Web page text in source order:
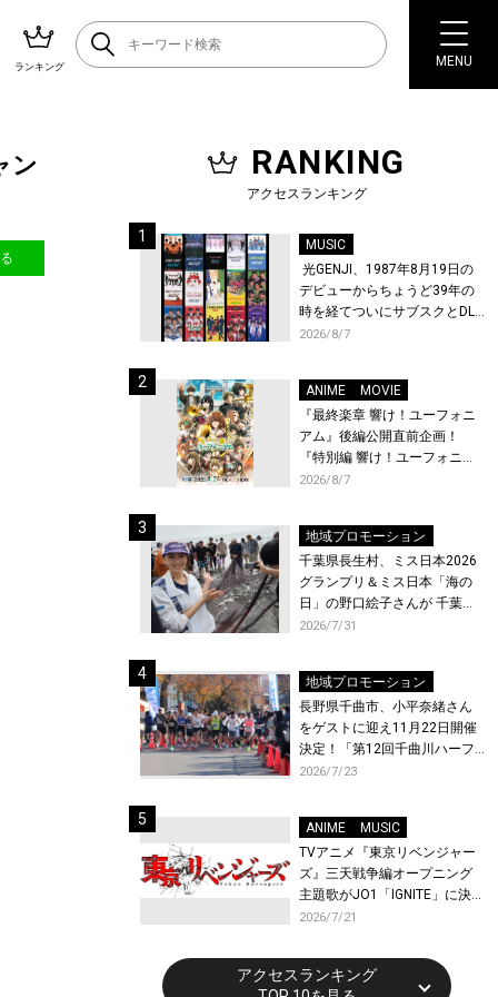
ランキング MENU
ン RANKING
アクセスランキング
MUSIC
光GENJI、1987年8月19日の
デビューからちょうど39年の
時を経てついにサブスクとDL
配信が解禁！
2026/8/7
ANIME
MOVIE
『最終楽章 響け！ユーフォニ
アム』後編公開直前企画！
『特別編 響け！ユーフォニア
ム〜アンサンブルコンテス
映が決定！
2026/8/7
地域プロモーション
千葉県長生村、ミス日本2026
グランプリ＆ミス日本「海の
日」の野口絵子さんが 千葉県
唯一の村・長生村で地引網を
2026/7/31
地域プロモーション
長野県千曲市、小平奈緒さん
をゲストに迎え11月22日開催
決定！「第12回千曲川ハーフ
マラソン」エントリー受付開
2026/7/23
ANIME
MUSIC
TVアニメ『東京リベンジャー
ズ』三天戦争編オープニング
主題歌がJO1「IGNITE」に決
定！メンバー全員から喜びと
トが到着！9月に東京・大阪で
先行上映会を開催！
2026/7/21
アクセスランキング